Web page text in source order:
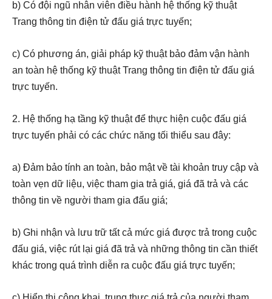
b) Có đội ngũ nhân viên điều hành hệ thống kỹ thuật
Trang thông tin điện tử đấu giá trực tuyến;
c) Có phương án, giải pháp kỹ thuật bảo đảm vận hành
an toàn hệ thống kỹ thuật Trang thông tin điện tử đấu giá
trực tuyến.
2. Hệ thống hạ tầng kỹ thuật để thực hiện cuộc đấu giá
trực tuyến phải có các chức năng tối thiểu sau đây:
a) Đảm bảo tính an toàn, bảo mật về tài khoản truy cập và
toàn vẹn dữ liệu, việc tham gia trả giá, giá đã trả và các
thông tin về người tham gia đấu giá;
b) Ghi nhận và lưu trữ tất cả mức giá được trả trong cuộc
đấu giá, việc rút lại giá đã trả và những thông tin cần thiết
khác trong quá trình diễn ra cuộc đấu giá trực tuyến;